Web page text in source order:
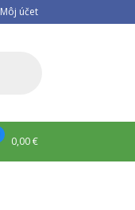
Môj účet
0,00€